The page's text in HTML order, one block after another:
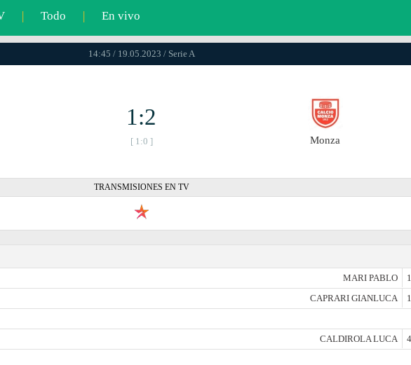
| Todo | En vivo
14:45 / 19.05.2023 / Serie A
1:2
[ 1:0 ] Monza
TRANSMISIONES EN TV
MARI PABLO
CAPRARI GIANLUCA
CALDIROLA LUCA